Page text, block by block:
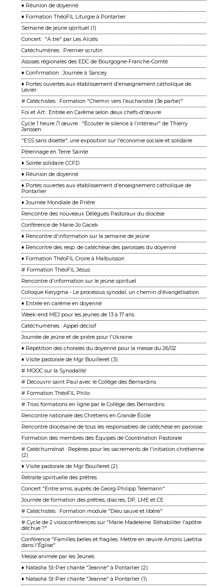
♦ Réunion de doyenné
♦ Formation ThéoFIL Liturgie à Pontarlier
Semaine de jeûne spirituel (1)
Concert : "A tre" par Les Alizés
Catéchumènes : Premier scrutin
Assises régionales des EDC de Bourgogne-Franche-Comté
♦ Confirmation : Journée à Sancey
♦ Portes ouvertes aux établissement d'enseignement catholique de
Levier
# Catéchistes : Formation "Chemin vers l'eucharistie (3e partie)"
Foi et Art : Entrée en Carême selon deux chefs-d'œuvre
Cycle 1 heure /1 œuvre : "Écouter le silence à l’intérieur" de Thierry
Janssen
"ESS sans disette", une exposition sur l'économie sociale et solidaire
Pèlerinage en Terre Sainte
♦ Soirée solidaire CCFD
♦ Réunion de doyenné
♦ Portes ouvertes aux établissement d'enseignement catholique de
Pontarlier
♦ Journée Mondiale de Prière
Rencontre des nouveaux Délégués Pastoraux du diocèse
Conférence de Marie-Jo Gacek
♦ Rencontre d'information sur la semaine de jeûne
♦ Rencontre des resp. de catéchèse des paroisses du doyenné
♦ Formation ThéoFIL Croire à Malbuisson
# Formation ThéoFIL Jésus
Rencontre d'information sur le jeûne spirituel
Colloque Kerygma - Le processus synodal, un chemin d'évangélisation
♦ Entrée en carême en doyenné
Week-end MEJ pour les jeunes de 13 à 17 ans
Catéchumènes : Appel décisif
Journée de jeûne et de prière pour l'Ukraine
♦ Répétition des chorales du doyenné pour la messe du 26/02
♦ Visite pastorale de Mgr Bouilleret (3)
# MOOC sur la Synodalité
# Découvrir saint Paul avec le Collège des Bernardins
# Formation ThéoFIL Philo
# Trois formations en ligne par le Collège des Bernardins
Rencontre nationale des Chrétiens en Grande École
Rencontre diocésaine de tous les responsables de catéchèse en paroisse
Formation des membres des Équipes de Coordination Pastorale
# Catéchuménat : Repères pour les sacrements de l'initiation chrétienne
(2)
♦ Visite pastorale de Mgr Bouilleret (2)
Retraite spirituelle des prêtres
Concert "Entre amis, auprès de Georg Philipp Telemann"
Journée de formation des prêtres, diacres, DP, LME et CE
# Catéchistes : Formation module "Dieu sauve et libère"
# Cycle de 2 visioconférences sur "Marie Madeleine. Réhabiliter l'apôtre
déchue ?"
Conférence "Familles belles et fragiles. Mettre en œuvre Amoris Laetitia
dans l'Église"
Messe animée par les Jeunes
♦ Natasha St-Pier chante "Jeanne" à Pontarlier (2)
♦ Natasha St-Pier chante "Jeanne" à Pontarlier (1)